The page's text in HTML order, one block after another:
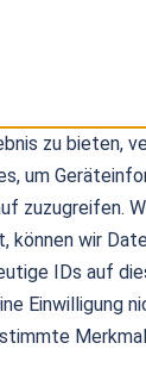
zu bieten,
um
zuzugreifen.
können wir
IDs auf
Einwilligung